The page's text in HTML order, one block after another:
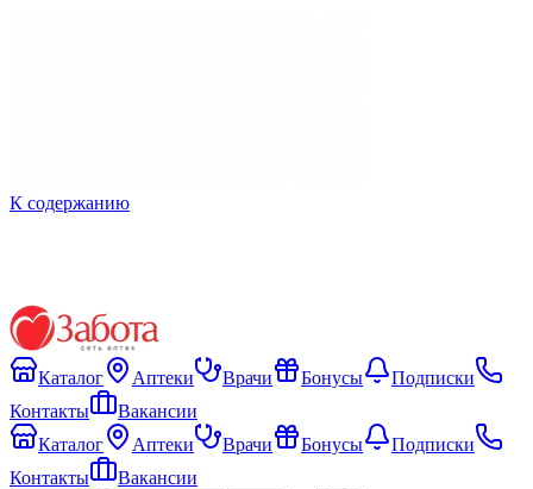
К содержанию
Каталог Аптеки Врачи Бонусы
Подписки
Контакты
Вакансии
Каталог
Аптеки Врачи Бонусы
Подписки
Контакты
Вакансии